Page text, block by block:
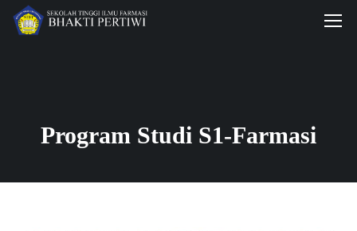
Program Studi S1-Farmasi